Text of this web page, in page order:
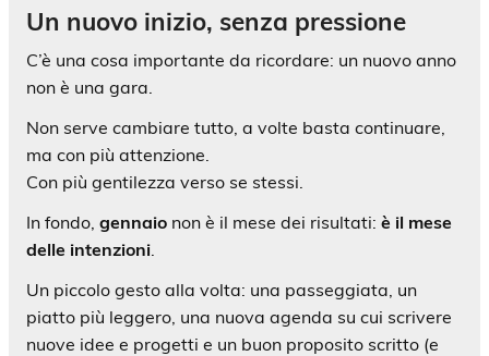
Un nuovo inizio, senza pressione
C’è una cosa importante da ricordare: un nuovo anno
non è una gara.
Non serve cambiare tutto, a volte basta continuare,
ma con più attenzione.
Con più gentilezza verso se stessi.
In fondo, gennaio non è il mese dei risultati: è il mese
delle intenzioni.
Un piccolo gesto alla volta: una passeggiata, un
piatto più leggero, una nuova agenda su cui scrivere
nuove idee e progetti e un buon proposito scritto (e